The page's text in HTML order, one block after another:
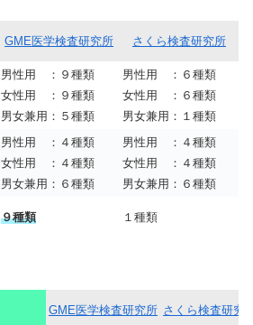
GME医学検査研究所 さくら検査研究所
男性用 ：９種類
女性用 ：９種類
男女兼用：５種類
男性用 ：６種類
女性用 ：６種類
男女兼用：１種類
男性用 ：４種類
女性用 ：４種類
男女兼用：６種類
男性用 ：４種類
女性用 ：４種類
男女兼用：６種類
９種類 １種類
GME医学検査研究所 さくら検査研究